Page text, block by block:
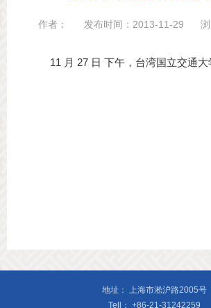
作者： 发布时间：2013-11-29
11 月 27 日 下午，台湾国立
地址：
上海市淞沪路2005号
Tell： +86-21-31242259